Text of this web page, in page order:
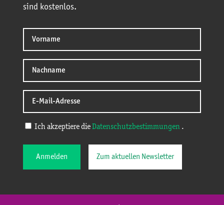
sind kostenlos.
Ich akzeptiere die Datenschutzbestimmungen .
Anmelden Zum aktuellen Newsletter